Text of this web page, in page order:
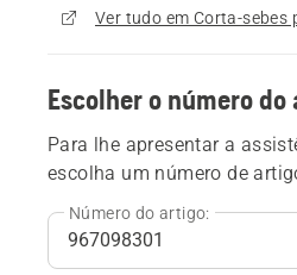
Ver tudo em Corta-sebes
Escolher o número
Para lhe apresentar a
escolha um número de
Número do artigo: